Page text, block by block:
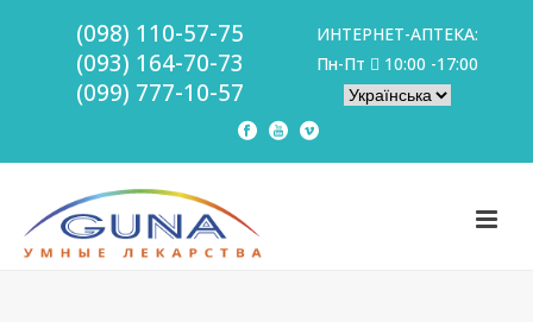
(098) 110-57-75
(093) 164-70-73
(099) 777-10-57
ИНТЕРНЕТ-АПТЕКА:
Пн-Пт
10:00 -17:00